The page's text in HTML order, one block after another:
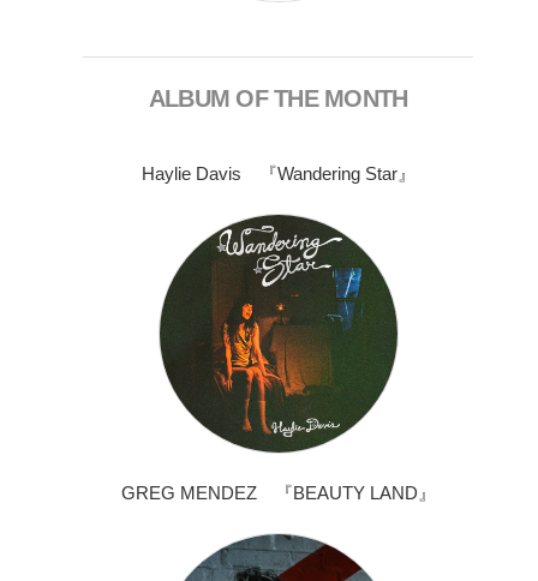
ALBUM OF THE MONTH
Haylie Davis 『Wandering Star』
GREG MENDEZ 『BEAUTY LAND』